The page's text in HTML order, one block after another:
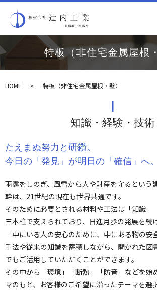
特板（非住宅金属屋根
HOME 特板（非住宅金属屋根・壁）
知識・経験・技術
たえまぬ努力と研鑽。
今日の「発見」が明日の「確信」へ。
雨露をしのぎ、風雪から人や財産を守るという
幹は、21世紀の現在も世界共通です。
そのために必要とされる材料や工法は「知識」
三本柱で支えられており、日進月歩の発展を続
「中にいる人の安心のために、中にある物の
手法や従来の知識を蓄積しながら、開かれた図
でもご活用していただくことができます。
その中から「環境」「断熱」「防音」などを始
マのもと、お客様のご希望に沿ったテーマを選